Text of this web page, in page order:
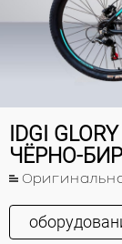
IDGI
ЧЁРНО-